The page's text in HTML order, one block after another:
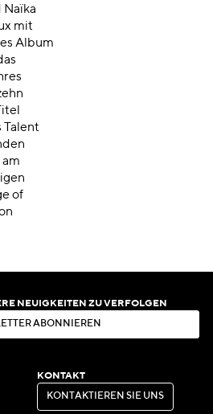
mit
Album
Talent
of
NEUIGKEITEN ZU VERFOLGEN
ET ERABON N EREN
KONTAKT
KON AKT EREN SI E UN S
KONTAKTIERENSIEUNS